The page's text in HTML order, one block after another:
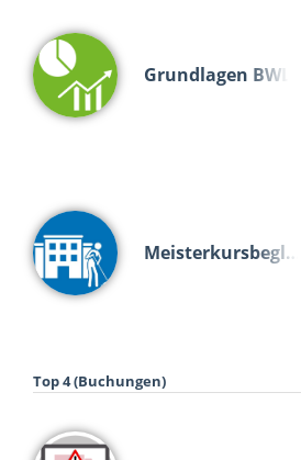
Grundlagen BWL
Meisterkursbegl…
Top 4 (Buchungen)